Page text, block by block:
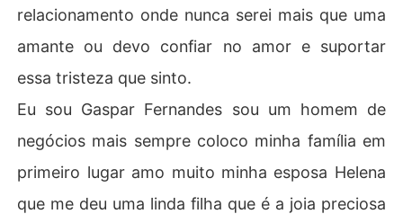
relacionamento onde nunca serei mais que uma
amante ou devo confiar no amor e suportar
essa tristeza que sinto.
Eu sou Gaspar Fernandes sou um homem de
negócios mais sempre coloco minha família em
primeiro lugar amo muito minha esposa Helena
que me deu uma linda filha que é a joia preciosa